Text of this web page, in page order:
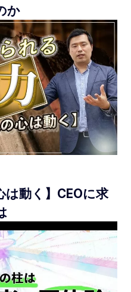
か
は動く】CEOに求